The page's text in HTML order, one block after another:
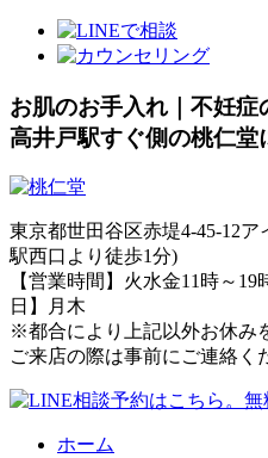
お肌のお手入れ｜不妊
高井戸駅すぐ側の桃仁堂
東京都世田谷区赤堤4-45-12
駅西口より徒歩1分)
【営業時間】火水金11時～
日】月木
※都合により上記以外お休み
ご来店の際は事前にご連絡く
ホーム